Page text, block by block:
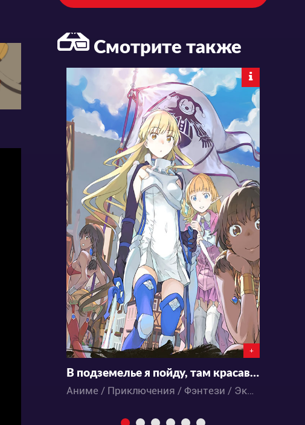
Смотрите также
+
В подземелье я пойду, там красавицу найду – Меч Оратории
Аниме / Приключения / Фэнтези / Экшен